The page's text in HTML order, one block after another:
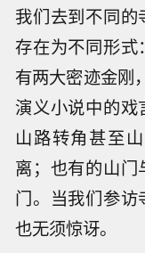
我们去到不同
存在为不同形式
有两大密迹金刚
演义小说中的
山路转角甚至
离；也有的山
门。当我们参访
也无须惊讶。